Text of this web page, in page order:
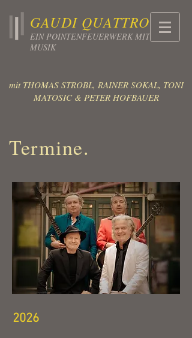
GAUDI QUATTRO
EIN POINTENFEUERWERK MIT
MUSIK
mit THOMAS STROBL, RAINER SOKAL, TONI
MATOSIC & PETER HOFBAUER
Termine.
2026